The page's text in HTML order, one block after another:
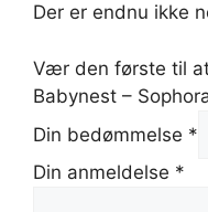
Der er endnu ikke
Vær den første til
Babynest –
Din bedømmelse *
Din anmeldelse *